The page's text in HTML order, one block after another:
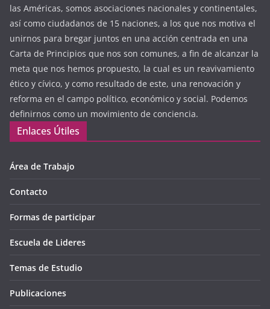
las Américas, somos asociaciones nacionales y continentales,
así como ciudadanos de 15 naciones, a los que nos motiva el
unirnos para bregar juntos en una acción centrada en una
Carta de Principios que nos son comunes, a fin de alcanzar la
meta que nos hemos propuesto, la cual es un reavivamiento
ético y cívico, y como resultado de este, una renovación y
reforma en el campo político, económico y social. Podemos
definirnos como un movimiento de conciencia.
Enlaces Útiles
Área de Trabajo
Contacto
Formas de participar
Escuela de Lideres
Temas de Estudio
Publicaciones